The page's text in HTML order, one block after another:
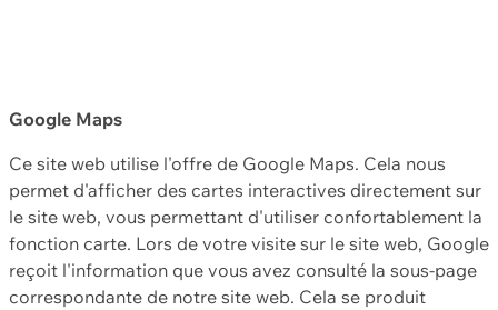
Google Maps
Ce site web utilise l'offre de Google Maps. Cela nous
permet d'afficher des cartes interactives directement sur
le site web, vous permettant d'utiliser confortablement la
fonction carte. Lors de votre visite sur le site web, Google
reçoit l'information que vous avez consulté la sous-page
correspondante de notre site web. Cela se produit